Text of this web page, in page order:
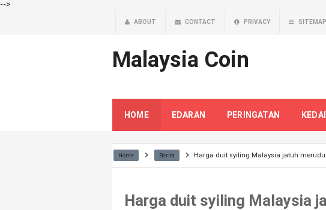
-->
ABOUT CONTACT PRIVACY SITEMAP
Malaysia Coin
HOME EDARAN PERINGATAN
Home Berita Harga duit syiling Malaysia jatuh
Harga duit syiling Malaysia